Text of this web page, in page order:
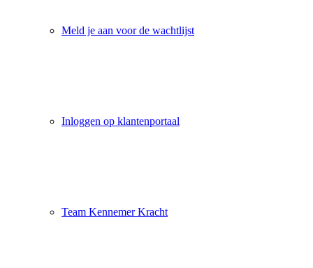
Meld je aan voor de wachtlijst
Inloggen op klantenportaal
Team Kennemer Kracht